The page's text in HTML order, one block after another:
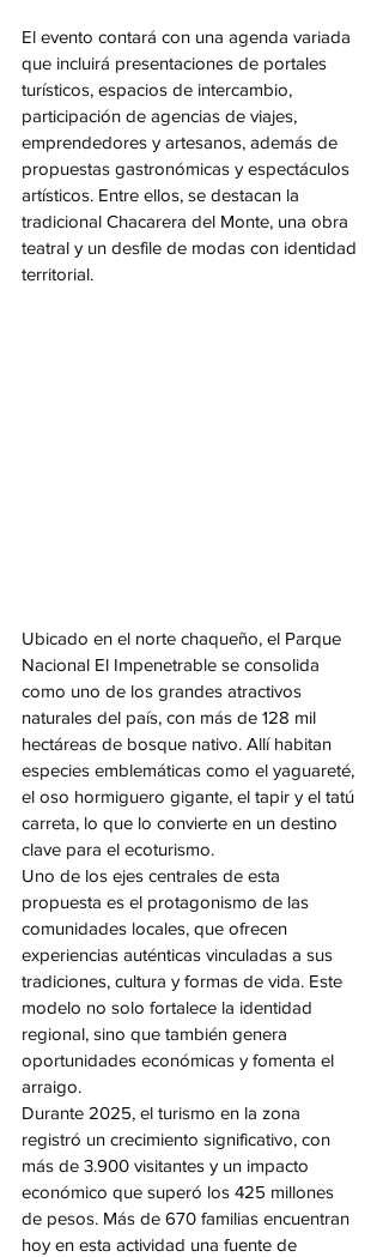
El evento contará con una agenda variada
que incluirá presentaciones de portales
turísticos, espacios de intercambio,
participación de agencias de viajes,
emprendedores y artesanos, además de
propuestas gastronómicas y espectáculos
artísticos. Entre ellos, se destacan la
tradicional Chacarera del Monte, una obra
teatral y un desfile de modas con identidad
territorial.
Ubicado en el norte chaqueño, el Parque
Nacional El Impenetrable se consolida
como uno de los grandes atractivos
naturales del país, con más de 128 mil
hectáreas de bosque nativo. Allí habitan
especies emblemáticas como el yaguareté,
el oso hormiguero gigante, el tapir y el tatú
carreta, lo que lo convierte en un destino
clave para el ecoturismo.
Uno de los ejes centrales de esta
propuesta es el protagonismo de las
comunidades locales, que ofrecen
experiencias auténticas vinculadas a sus
tradiciones, cultura y formas de vida. Este
modelo no solo fortalece la identidad
regional, sino que también genera
oportunidades económicas y fomenta el
arraigo.
Durante 2025, el turismo en la zona
registró un crecimiento significativo, con
más de 3.900 visitantes y un impacto
económico que superó los 425 millones
de pesos. Más de 670 familias encuentran
hoy en esta actividad una fuente de